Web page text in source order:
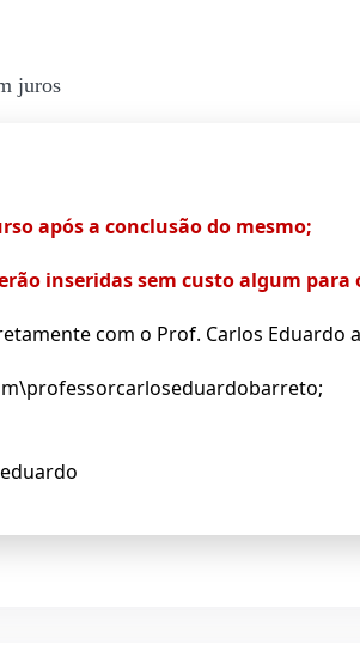
juros
após a conclusão do mesmo;
inseridas sem custo algum para
com o Prof. Carlos Eduardo